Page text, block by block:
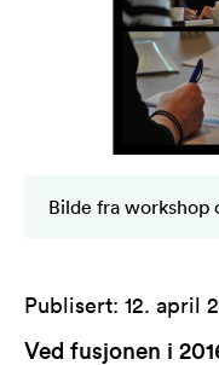
Bilde fra workshop
Publisert: 12. april
Ved fusjonen i